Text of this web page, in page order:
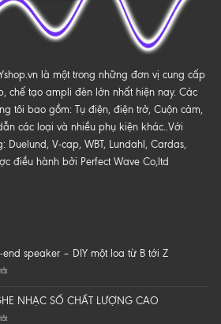
là một trong những đơn vị cung cấp
chế tạo ampli đèn lớn nhất hiện nay. Các
tôi bao gồm: Tụ điện, điện trở, Cuộn cảm,
các loại và nhiều phụ kiện khác..Với
Duelund, V-cap, WBT, Lundahl, Cardas,
điều hành bởi Perfect Wave Co,ltd
end speaker – DIY một loa từ B tới Z
ở
yourself
a
NHẠC SỐ CHẤT LƯỢNG CAO
ở